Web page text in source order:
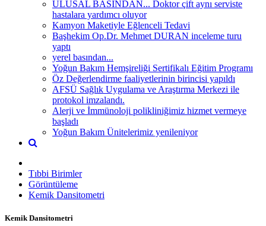
ULUSAL BASINDAN... Doktor çift aynı serviste
hastalara yardımcı oluyor
Kamyon Maketiyle Eğlenceli Tedavi
Başhekim Op.Dr. Mehmet DURAN inceleme turu
yaptı
yerel basından...
Yoğun Bakım Hemşireliği Sertifikalı Eğitim Programı
Öz Değerlendirme faaliyetlerinin birincisi yapıldı
AFSÜ Sağlık Uygulama ve Araştırma Merkezi ile
protokol imzalandı.
Alerji ve İmmünoloji polikliniğimiz hizmet vermeye
başladı
Yoğun Bakım Ünitelerimiz yenileniyor
Tıbbi Birimler
Görüntüleme
Kemik Dansitometri
Kemik Dansitometri